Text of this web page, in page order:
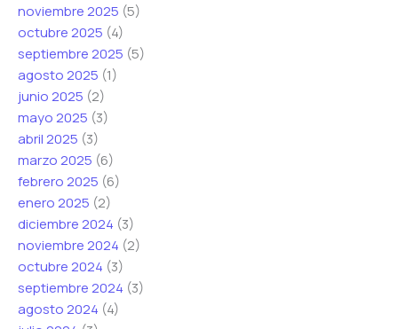
noviembre 2025 (5)
octubre 2025 (4)
septiembre 2025 (5)
agosto 2025 (1)
junio 2025 (2)
mayo 2025 (3)
abril 2025 (3)
marzo 2025 (6)
febrero 2025 (6)
enero 2025 (2)
diciembre 2024 (3)
noviembre 2024 (2)
octubre 2024 (3)
septiembre 2024 (3)
agosto 2024 (4)